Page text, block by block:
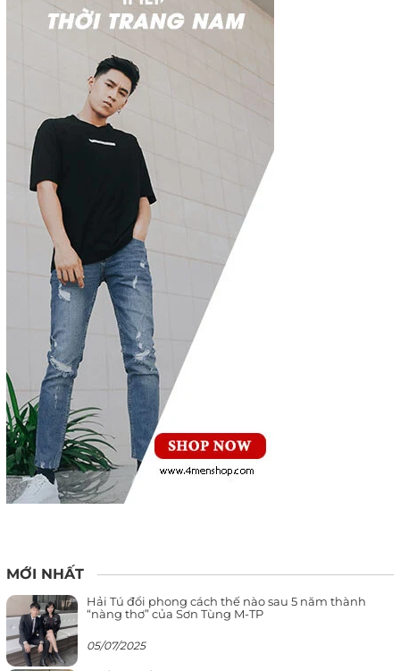
MỚI NHẤT
Hải Tú đổi phong cách thế nào sau 5 năm thành
“nàng thơ” của Sơn Tùng M-TP
05/07/2025